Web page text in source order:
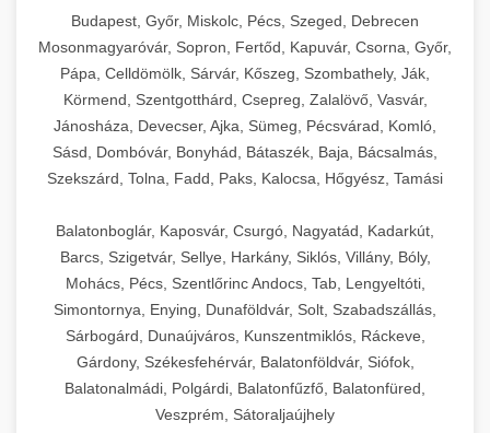
Budapest, Győr, Miskolc, Pécs, Szeged, Debrecen
Mosonmagyaróvár, Sopron, Fertőd, Kapuvár, Csorna, Győr,
Pápa, Celldömölk, Sárvár, Kőszeg, Szombathely, Ják,
Körmend, Szentgotthárd, Csepreg, Zalalövő, Vasvár,
Jánosháza, Devecser, Ajka, Sümeg, Pécsvárad, Komló,
Sásd, Dombóvár, Bonyhád, Bátaszék, Baja, Bácsalmás,
Szekszárd, Tolna, Fadd, Paks, Kalocsa, Hőgyész, Tamási
Balatonboglár, Kaposvár, Csurgó, Nagyatád, Kadarkút,
Barcs, Szigetvár, Sellye, Harkány, Siklós, Villány, Bóly,
Mohács, Pécs, Szentlőrinc Andocs, Tab, Lengyeltóti,
Simontornya, Enying, Dunaföldvár, Solt, Szabadszállás,
Sárbogárd, Dunaújváros, Kunszentmiklós, Ráckeve,
Gárdony, Székesfehérvár, Balatonföldvár, Siófok,
Balatonalmádi, Polgárdi, Balatonfűzfő, Balatonfüred,
Veszprém, Sátoraljaújhely